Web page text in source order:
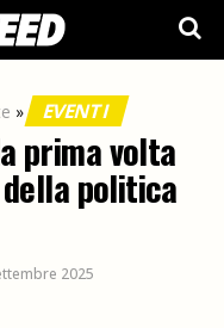
» EVENTI
prima volta
politica
2025